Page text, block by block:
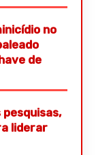
no
de
liderar